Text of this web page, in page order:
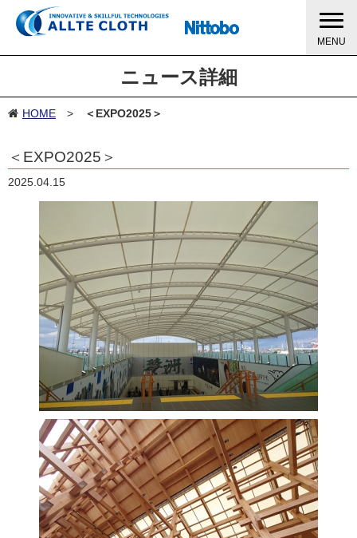
MENU
ニュース詳細
HOME ＜EXPO2025＞
＜EXPO2025＞
2025.04.15